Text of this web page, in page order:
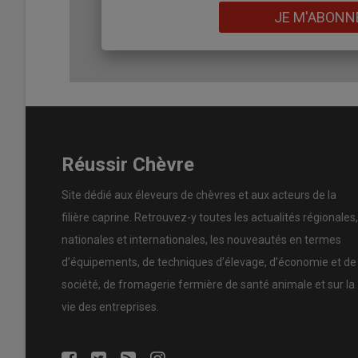
Se sourcer, travailler et valoriser le
Guinand (producteur livreur, adhérent EDC Aura).
Les échanges ont souligné plusieurs freins : manque
connaissance du produit par les consommateurs. Les
synergie entre acteurs de la filière pour mieux faire
gastronomique et accompagner les professionnels
potentiel, encore faut-il maîtriser les techniques de
Transmission technique et excellence
En partenariat avec l’Institut des métiers de Saint-
JE
Réussir Chèvre
Site dédié aux éleveurs de chèvres et aux acteurs de la
filière caprine. Retrouvez-y toutes les actualités régionales,
nationales et internationales, les nouveautés en termes
d’équipements, de techniques d’élevage, d’économie et de
société, de fromagerie fermière de santé animale et sur la
vie des entreprises.